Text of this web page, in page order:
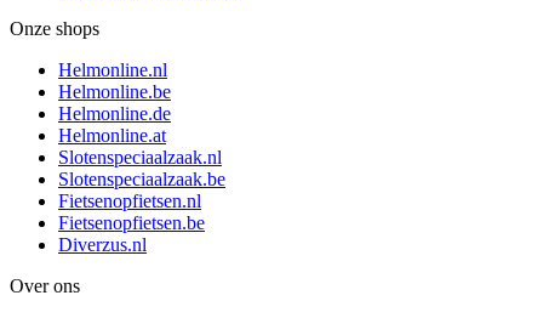
Onze shops
Helmonline.nl
Helmonline.be
Helmonline.de
Helmonline.at
Slotenspeciaalzaak.nl
Slotenspeciaalzaak.be
Fietsenopfietsen.nl
Fietsenopfietsen.be
Diverzus.nl
Over ons